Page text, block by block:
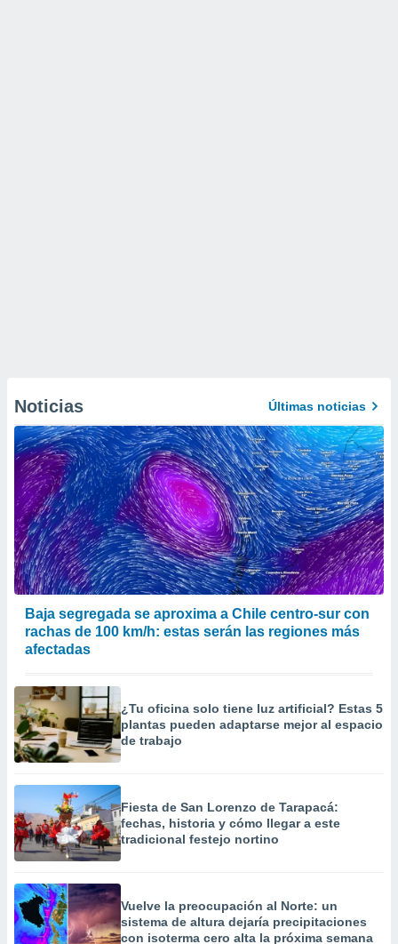
Noticias Últimas noticias
Baja segregada se aproxima a Chile centro-sur con
rachas de 100 km/h: estas serán las regiones más
afectadas
¿Tu oficina solo tiene luz artificial? Estas 5
plantas pueden adaptarse mejor al espacio
de trabajo
Fiesta de San Lorenzo de Tarapacá:
fechas, historia y cómo llegar a este
tradicional festejo nortino
Vuelve la preocupación al Norte: un
sistema de altura dejaría precipitaciones
con isoterma cero alta la próxima semana